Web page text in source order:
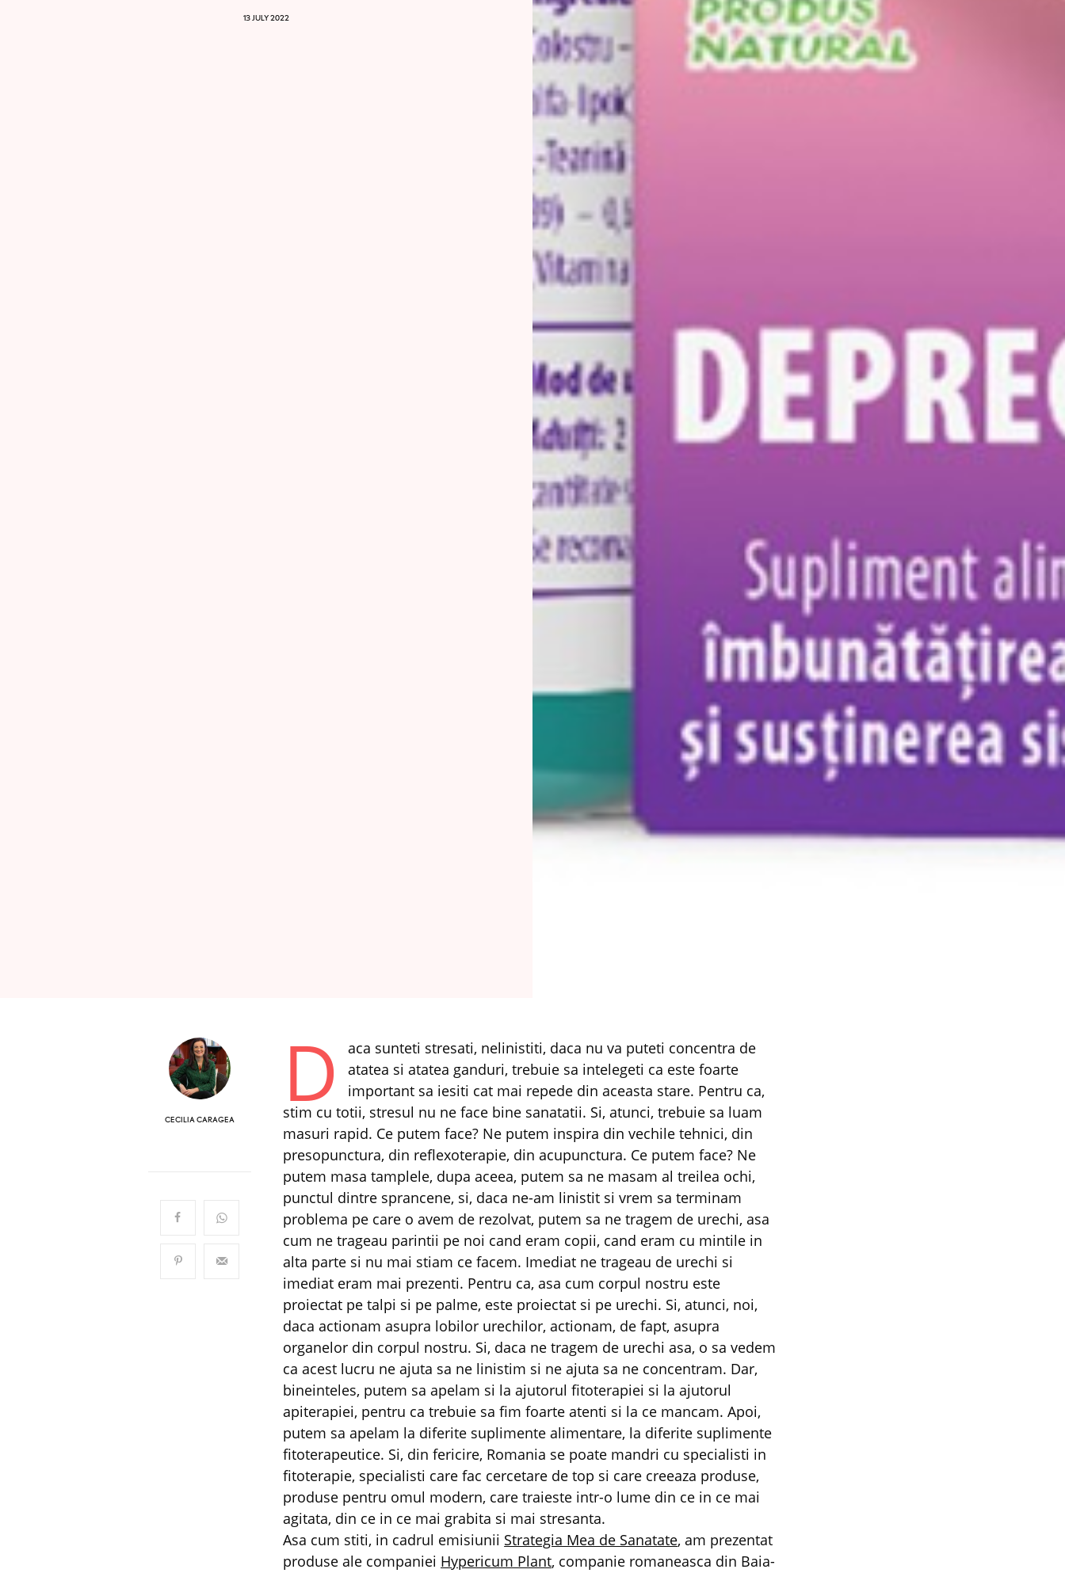
13 JULY 2022
CECILIA CARAGEA D
aca sunteti stresati, nelinistiti, daca nu va puteti concentra de
atatea si atatea ganduri, trebuie sa intelegeti ca este foarte
important sa iesiti cat mai repede din aceasta stare. Pentru ca,
stim cu totii, stresul nu ne face bine sanatatii. Si, atunci, trebuie sa luam
masuri rapid. Ce putem face? Ne putem inspira din vechile tehnici, din
presopunctura, din reflexoterapie, din acupunctura. Ce putem face? Ne
putem masa tamplele, dupa aceea, putem sa ne masam al treilea ochi,
punctul dintre sprancene, si, daca ne-am linistit si vrem sa terminam
problema pe care o avem de rezolvat, putem sa ne tragem de urechi, asa
cum ne trageau parintii pe noi cand eram copii, cand eram cu mintile in
alta parte si nu mai stiam ce facem. Imediat ne trageau de urechi si
imediat eram mai prezenti. Pentru ca, asa cum corpul nostru este
proiectat pe talpi si pe palme, este proiectat si pe urechi. Si, atunci, noi,
daca actionam asupra lobilor urechilor, actionam, de fapt, asupra
organelor din corpul nostru. Si, daca ne tragem de urechi asa, o sa vedem
ca acest lucru ne ajuta sa ne linistim si ne ajuta sa ne concentram. Dar,
bineinteles, putem sa apelam si la ajutorul fitoterapiei si la ajutorul
apiterapiei, pentru ca trebuie sa fim foarte atenti si la ce mancam. Apoi,
putem sa apelam la diferite suplimente alimentare, la diferite suplimente
fitoterapeutice. Si, din fericire, Romania se poate mandri cu specialisti in
fitoterapie, specialisti care fac cercetare de top si care creeaza produse,
produse pentru omul modern, care traieste intr-o lume din ce in ce mai
agitata, din ce in ce mai grabita si mai stresanta.
Asa cum stiti, in cadrul emisiunii Strategia Mea de Sanatate, am prezentat
produse ale companiei Hypericum Plant, companie romaneasca din Baia-